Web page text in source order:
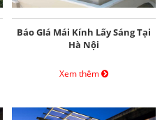
Báo GIá Mái Kính Lấy Sáng Tại
Hà Nội
Xem thêm